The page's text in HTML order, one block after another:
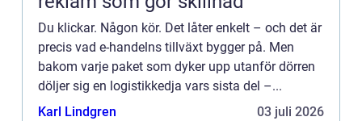
Du klickar. Någon kör. Det låter enkelt – och det är
precis vad e-handelns tillväxt bygger på. Men
bakom varje paket som dyker upp utanför dörren
döljer sig en logistikkedja vars sista del –...
Karl Lindgren
03 juli 2026